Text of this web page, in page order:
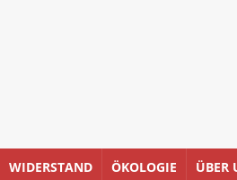
WIDERSTAND ÖKOLOGIE ÜBER